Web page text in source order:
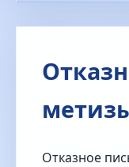
Отказное